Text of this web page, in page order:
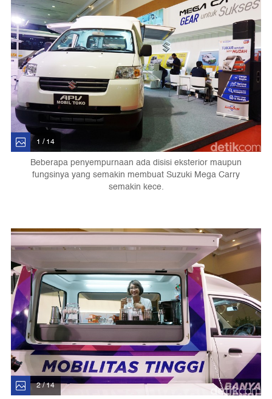
1 / 14
Beberapa penyempurnaan ada disisi eksterior maupun
fungsinya yang semakin membuat Suzuki Mega Carry
semakin kece.
2 / 14